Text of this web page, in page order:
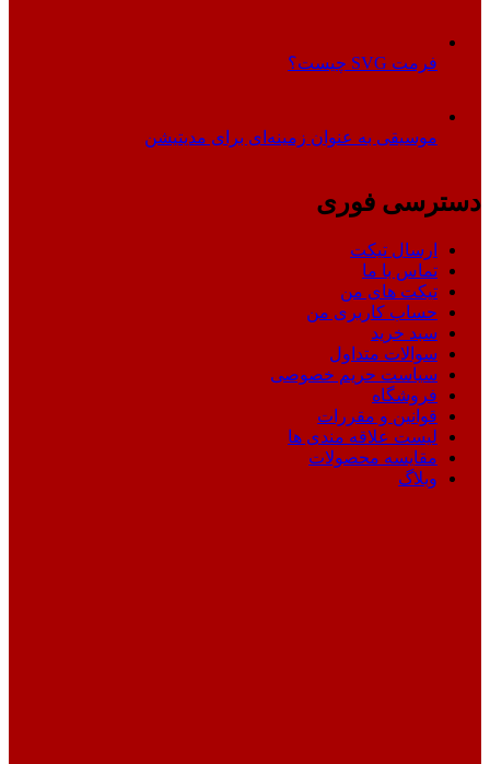
فرمت SVG چیست؟
موسیقی به عنوان زمینه‌ای برای مدیتیشن
دسترسی فوری
ارسال تیکت
تماس با ما
تیکت های من
حساب کاربری من
سبد خرید
سوالات متداول
سیاست حریم خصوصی
فروشگاه
قوانین و مقررات
لیست علاقه مندی ها
مقایسه محصولات
وبلاگ